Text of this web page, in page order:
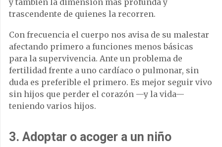
trascendente de quienes la recorren.
Con frecuencia el cuerpo nos avisa de su malestar
afectando primero a funciones menos básicas
para la supervivencia. Ante un problema de
fertilidad frente a uno cardíaco o pulmonar, sin
duda es preferible el primero. Es mejor seguir vivo
sin hijos que perder el corazón —y la vida—
teniendo varios hijos.
3. Adoptar o acoger a un niño